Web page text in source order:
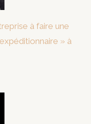
à faire une
» à